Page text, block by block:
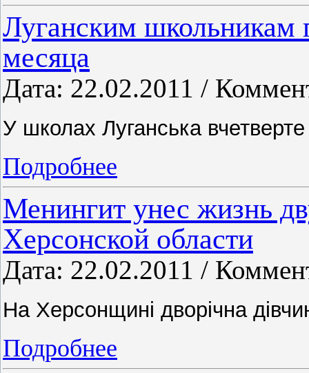
Луганским школьникам
месяца
Дата: 22.02.2011 /
У школах Луганська
Подробнее
Менингит унес жизнь
Херсонской области
Дата: 22.02.2011 /
На Херсонщині дворічна
Подробнее